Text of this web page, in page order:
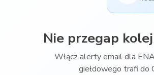
Nie przegap
Włącz alerty email dla
giełdowego trafi do